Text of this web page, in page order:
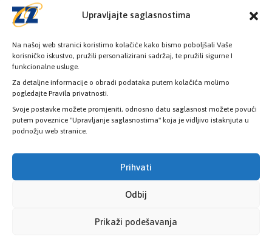
Upravljajte saglasnostima
Na našoj web stranici koristimo kolačiće kako bismo poboljšali Vaše
korisničko iskustvo, pružili personalizirani sadržaj, te pružili sigurne I
funkcionalne usluge.
Za detaljne informacije o obradi podataka putem kolačića molimo
pogledajte Pravila privatnosti.
Svoje postavke možete promjeniti, odnosno datu saglasnost možete povući
putem poveznice "Upravljanje saglasnostima" koja je vidljivo istaknjuta u
podnožju web stranice.
Prihvati
Odbij
Prikaži podešavanja
Ložionička br.2, 71 000 Sarajevo
Radno vrijeme
08:00h - 16:00h
Provjerite status vaše elektronske
zdravstvene kartice